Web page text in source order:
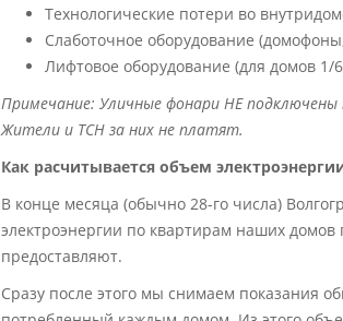
Технологические потери во
Слаботочное оборудование
Лифтовое оборудование (для домов 1/
Примечание: Уличные фонари НЕ
Жители и ТСН за них не платят.
Как расчитывается объем
В конце месяца (обычно 28-го числа)
электроэнергии по квартирам наших
предоставляют.
Сразу после этого мы снимаем показания